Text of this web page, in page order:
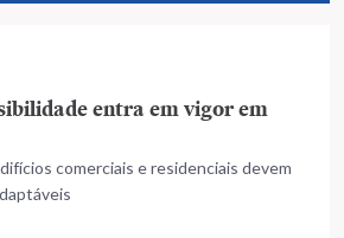
entra em vigor em
comerciais e residenciais devem